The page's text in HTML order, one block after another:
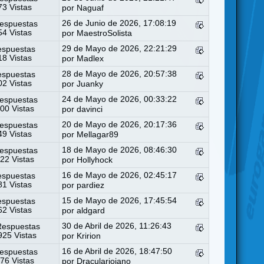
Vistas
por Naguaf
Vistas
26 de Junio de 2026, 17:08:19
por MaestroSolista
Vistas
29 de Mayo de 2026, 22:21:29
por Madlex
Vistas
28 de Mayo de 2026, 20:57:38
porJuanky
Vistas
24 de Mayo de 2026, 00:33:22
pordavinci
Vistas
20 de Mayo de 2026, 20:17:36
por Mellagar89
Vistas
18 de Mayo de 2026, 08:46:30
por Hollyhock
Vistas
16 de Mayo de 2026, 02:45:17
por pardiez
Vistas
15 de Mayo de 2026, 17:45:54
poraldgard
Vistas
30 de Abril de 2026, 11:26:43
por Kririon
Vistas
16 de Abril de 2026, 18:47:50
por Draculariojano